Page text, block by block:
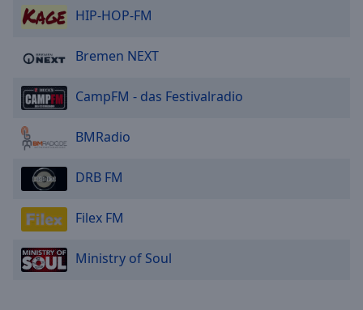
HIP-HOP-FM
Bremen NEXT
CampFM - das Festivalradio
BMRadio
DRB FM
Filex FM
Ministry of Soul